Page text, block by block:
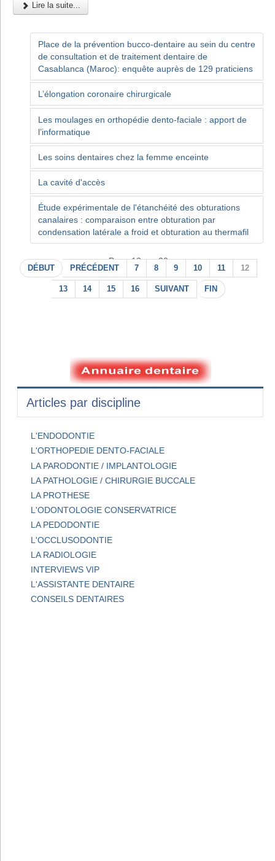
Lire la suite...
Place de la prévention bucco-dentaire au sein du centre
de consultation et de traitement dentaire de
Casablanca (Maroc): enquête auprès de 129 praticiens
L’élongation coronaire chirurgicale
Les moulages en orthopédie dento-faciale : apport de
l’informatique
Les soins dentaires chez la femme enceinte
La cavité d'accès
Étude expérimentale de l'étanchéité des obturations
canalaires : comparaison entre obturation par
condensation latérale a froid et obturation au thermafil
Page 12 sur 22
DÉBUT PRÉCÉDENT 7 8 9 10 11 12
13 14 15 16 SUIVANT FIN
Articles par discipline
L'ENDODONTIE
L'ORTHOPEDIE DENTO-FACIALE
LA PARODONTIE / IMPLANTOLOGIE
LA PATHOLOGIE / CHIRURGIE BUCCALE
LA PROTHESE
L'ODONTOLOGIE CONSERVATRICE
LA PEDODONTIE
L'OCCLUSODONTIE
LA RADIOLOGIE
INTERVIEWS VIP
L'ASSISTANTE DENTAIRE
CONSEILS DENTAIRES